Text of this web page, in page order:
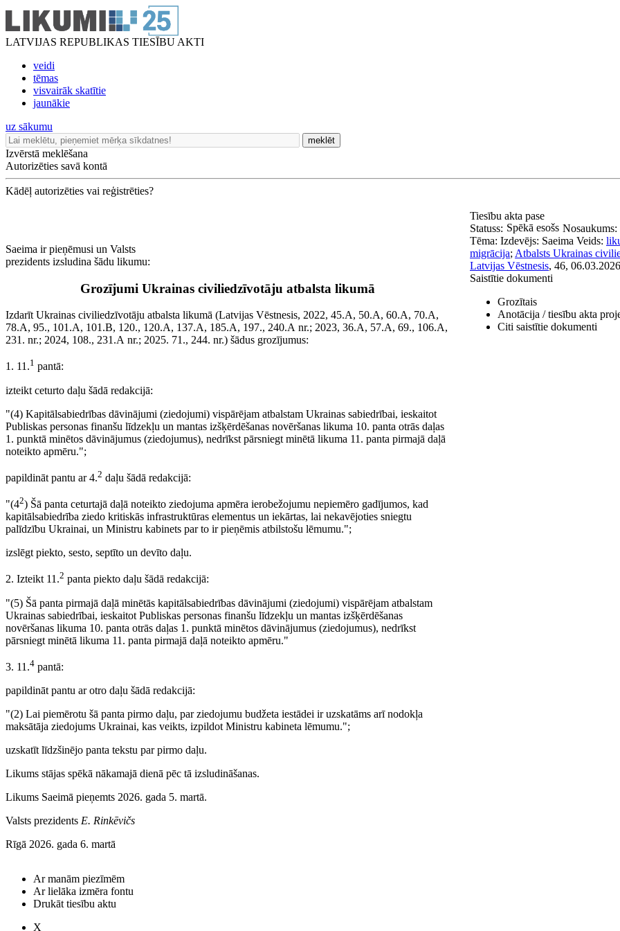
LATVIJAS REPUBLIKAS TIESĪBU AKTI
veidi
tēmas
visvairāk skatītie
jaunākie
uz sākumu
meklēt
Izvērstā meklēšana
Autorizēties savā kontā
Kādēļ autorizēties vai reģistrēties?
Saeima ir pieņēmusi un Valsts
prezidents izsludina šādu likumu:
Grozījumi Ukrainas civiliedzīvotāju atbalsta likumā
Izdarīt Ukrainas civiliedzīvotāju atbalsta likumā (Latvijas Vēstnesis, 2022, 45.A, 50.A, 60.A, 70.A,
78.A, 95., 101.A, 101.B, 120., 120.A, 137.A, 185.A, 197., 240.A nr.; 2023, 36.A, 57.A, 69., 106.A,
231. nr.; 2024, 108., 231.A nr.; 2025. 71., 244. nr.) šādus grozījumus:
1. 11.1 pantā:
izteikt ceturto daļu šādā redakcijā:
"(4) Kapitālsabiedrības dāvinājumi (ziedojumi) vispārējam atbalstam Ukrainas sabiedrībai, ieskaitot
Publiskas personas finanšu līdzekļu un mantas izšķērdēšanas novēršanas likuma 10. panta otrās daļas
1. punktā minētos dāvinājumus (ziedojumus), nedrīkst pārsniegt minētā likuma 11. panta pirmajā daļā
noteikto apmēru.";
papildināt pantu ar 4.2 daļu šādā redakcijā:
"(42) Šā panta ceturtajā daļā noteikto ziedojuma apmēra ierobežojumu nepiemēro gadījumos, kad
kapitālsabiedrība ziedo kritiskās infrastruktūras elementus un iekārtas, lai nekavējoties sniegtu
palīdzību Ukrainai, un Ministru kabinets par to ir pieņēmis atbilstošu lēmumu.";
izslēgt piekto, sesto, septīto un devīto daļu.
2. Izteikt 11.2 panta piekto daļu šādā redakcijā:
"(5) Šā panta pirmajā daļā minētās kapitālsabiedrības dāvinājumi (ziedojumi) vispārējam atbalstam
Ukrainas sabiedrībai, ieskaitot Publiskas personas finanšu līdzekļu un mantas izšķērdēšanas
novēršanas likuma 10. panta otrās daļas 1. punktā minētos dāvinājumus (ziedojumus), nedrīkst
pārsniegt minētā likuma 11. panta pirmajā daļā noteikto apmēru."
3. 11.4 pantā:
papildināt pantu ar otro daļu šādā redakcijā:
"(2) Lai piemērotu šā panta pirmo daļu, par ziedojumu budžeta iestādei ir uzskatāms arī nodokļa
maksātāja ziedojums Ukrainai, kas veikts, izpildot Ministru kabineta lēmumu.";
uzskatīt līdzšinējo panta tekstu par pirmo daļu.
Likums stājas spēkā nākamajā dienā pēc tā izsludināšanas.
Likums Saeimā pieņemts 2026. gada 5. martā.
Valsts prezidents E. Rinkēvičs
Rīgā 2026. gada 6. martā
Tiesību akta pase
Nosaukums:
Statuss: Spēkā esošs
Izdevējs: Saeima Veids:
Tēma:
migrācija; Atbalsts Ukrainas
Latvijas Vēstnesis, 46,
Saistītie dokumenti
Grozītais
Anotācija / tiesību akta
Citi saistītie dokumenti
Ar manām piezīmēm
Ar lielāka izmēra fontu
Drukāt tiesību aktu
X